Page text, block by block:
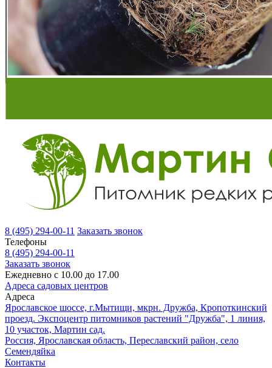
8 (495) 294-00-11 Заказать звонок
Телефоны
8 (495) 294-00-11
Заказать звонок
Ежедневно с 10.00 до 17.00
Адреса садовых центров
Адреса
Ярославское шоссе, г.Мытищи, мкрн. Дружба, Кропоткинский
проезд. Экспоцентр питомников растений "Дружба", 1 линия,
10 участок, Мартин сад.
Россия, Ярославская область, Переславский район, село
Семендяйка
Контакты